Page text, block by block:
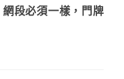
段必須一樣，門牌